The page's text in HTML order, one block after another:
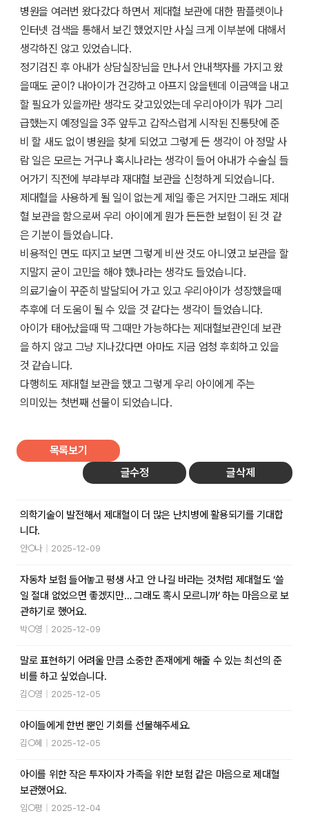
병원을 여러번 왔다갔다 하면서 제대혈 보관에 대한 팜플렛이나
인터넷 검색을 통해서 보긴 했었지만 사실 크게 이부분에 대해서
생각하진 않고 있었습니다.
정기검진 후 아내가 상담실장님을 만나서 안내책자를 가지고 왔
을때도 굳이? 내아이가 건강하고 아프지 않을텐데 이금액을 내고
할 필요가 있을까란 생각도 갖고있었는데 우리아이가 뭐가 그리
급했는지 예정일을 3주 앞두고 갑작스럽게 시작된 진통탓에 준
비 할 새도 없이 병원을 찾게 되었고 그렇게 든 생각이 아 정말 사
람 일은 모르는 거구나 혹시나라는 생각이 들어 아내가 수술실 들
어가기 직전에 부랴부랴 재대혈 보관을 신청하게 되었습니다.
제대혈을 사용하게 될 일이 없는게 제일 좋은 거지만 그래도 제대
혈 보관을 함으로써 우리 아이에게 뭔가 든든한 보험이 된 것 같
은 기분이 들었습니다.
비용적인 면도 따지고 보면 그렇게 비싼 것도 아니였고 보관을 할
지말지 굳이 고민을 해야 했나라는 생각도 들었습니다.
의료기술이 꾸준히 발달되어 가고 있고 우리아이가 성장했을때
추후에 더 도움이 될 수 있을 것 같다는 생각이 들었습니다.
아이가 태어났을때 딱 그때만 가능하다는 제대혈보관인데 보관
을 하지 않고 그냥 지나갔다면 아마도 지금 엄청 후회하고 있을
것 같습니다.
다행히도 제대혈 보관을 했고 그렇게 우리 아이에게 주는
의미있는 첫번째 선물이 되었습니다.
목록보기
글수정
글삭제
의학기술이 발전해서 제대혈이 더 많은 난치병에 활용되기를 기대합
니다.
안○나 2025-12-09
자동차 보험 들어놓고 평생 사고 안 나길 바라는 것처럼 제대혈도 ‘쓸
일 절대 없었으면 좋겠지만… 그래도 혹시 모르니까’ 하는 마음으로 보
관하기로 했어요.
박○영 2025-12-09
말로 표현하기 어려울 만큼 소중한 존재에게 해줄 수 있는 최선의 준
비를 하고 싶었습니다.
김○영 2025-12-05
아이들에게 한번 뿐인 기회를 선물해주세요.
김○혜 2025-12-05
아이를 위한 작은 투자이자 가족을 위한 보험 같은 마음으로 제대혈
보관했어요.
임○평 2025-12-04